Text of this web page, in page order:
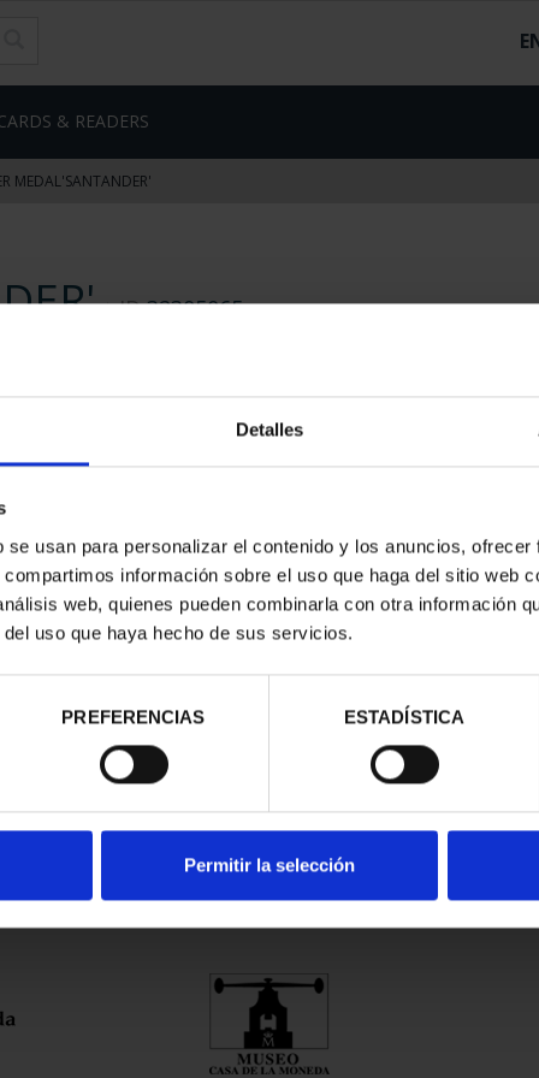
Detalles
usan para personalizar el contenido y los anuncios,
información sobre el uso que haga del sitio web
web, quienes pueden combinarla con otra información
uso que haya hecho de sus servicios.
PREFERENCIAS ESTADÍSTICA
Permitir la selección
& READERS
MEDAL'SANTANDER'
ID 32305065
€14.88 (Taxes not incl.)
Description in progress.